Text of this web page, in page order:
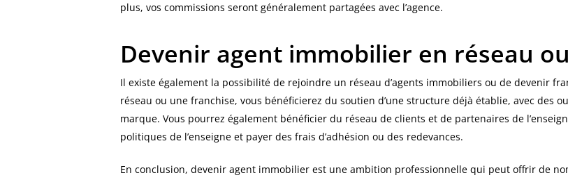
plus, vos commissions seront généralement partagées avec l’agence.
Devenir agent immobilier en réseau
Il existe également la possibilité de rejoindre un réseau d’agents immobiliers ou de devenir
réseau ou une franchise, vous bénéficierez du soutien d’une structure déjà établie, avec des
marque. Vous pourrez également bénéficier du réseau de clients et de partenaires de
politiques de l’enseigne et payer des frais d’adhésion ou des redevances.
En conclusion, devenir agent immobilier est une ambition professionnelle qui peut offrir de